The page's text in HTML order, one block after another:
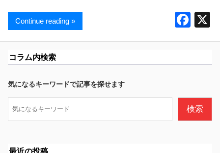
F
e
o
o
Continue reading »
コラム内検索
気になるキーワードで記事を探せます
索
検索
最近の投稿